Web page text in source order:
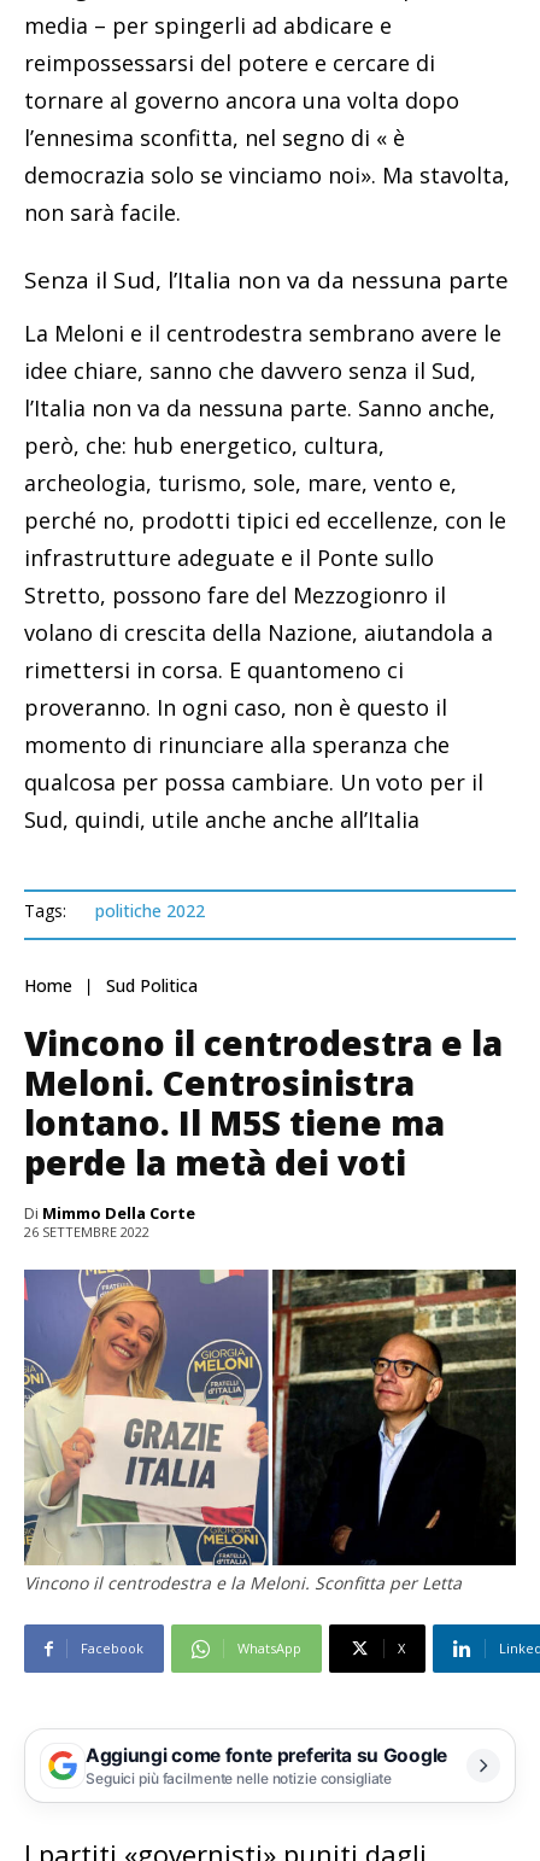
media – per spingerli ad abdicare e
reimpossessarsi del potere e cercare di
tornare al governo ancora una volta dopo
l’ennesima sconfitta, nel segno di « è
democrazia solo se vinciamo noi». Ma stavolta,
non sarà facile.
Senza il Sud, l’Italia non va da nessuna parte
La Meloni e il centrodestra sembrano avere le
idee chiare, sanno che davvero senza il Sud,
l’Italia non va da nessuna parte. Sanno anche,
però, che: hub energetico, cultura,
archeologia, turismo, sole, mare, vento e,
perché no, prodotti tipici ed eccellenze, con le
infrastrutture adeguate e il Ponte sullo
Stretto, possono fare del Mezzogionro il
volano di crescita della Nazione, aiutandola a
rimettersi in corsa. E quantomeno ci
proveranno. In ogni caso, non è questo il
momento di rinunciare alla speranza che
qualcosa per possa cambiare. Un voto per il
Sud, quindi, utile anche anche all’Italia
Tags: politiche 2022
Home Sud Politica
Vincono il centrodestra e la
Meloni. Centrosinistra
lontano. Il M5S tiene ma
perde la metà dei voti
Di Mimmo Della Corte
26 SETTEMBRE 2022
Vincono il centrodestra e la Meloni. Sconfitta per Letta
Facebook WhatsApp X
Aggiungi come fonte preferita su Google
Seguici più facilmente nelle notizie consigliate